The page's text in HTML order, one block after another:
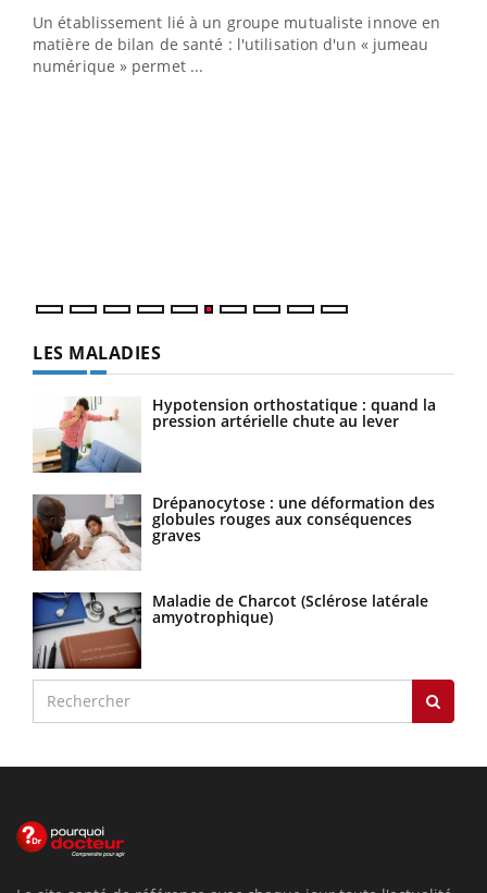
Un établissement lié à un groupe mutualiste innove en
matière de bilan de santé : l'utilisation d'un « jumeau
numérique » permet ...
LES MALADIES
Hypotension orthostatique : quand la
pression artérielle chute au lever
Drépanocytose : une déformation des
globules rouges aux conséquences
graves
Maladie de Charcot (Sclérose latérale
amyotrophique)